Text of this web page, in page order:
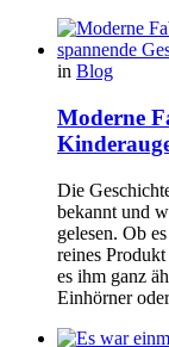
in Blog
Moderne
Die
bekannt und
gelesen. Ob
reines
es ihm ganz
Einhörner